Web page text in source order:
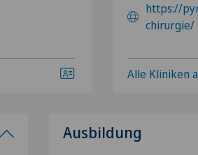
https://
chirurgie/
Alle Kliniken
Ausbildung